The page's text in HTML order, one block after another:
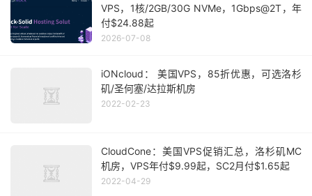
VPS，1核/2GB/30G NVMe，1Gbps@2T，年
付$24.88起
2026-07-08
iONcloud： 美国VPS，85折优惠，可选洛杉
矶/圣何塞/达拉斯机房
2022-02-23
CloudCone：美国VPS促销汇总，洛杉矶MC
机房，VPS年付$9.99起，SC2月付$1.65起
2022-04-29